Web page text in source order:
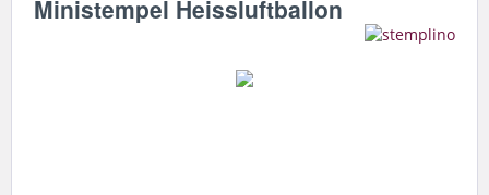
Ministempel Heissluftballon